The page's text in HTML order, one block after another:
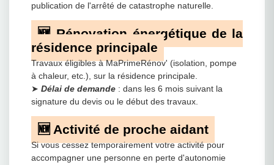
publication de l'arrêté de catastrophe naturelle.
🆕 Rénovation énergétique de la
résidence principale
Travaux éligibles à MaPrimeRénov' (isolation, pompe
à chaleur, etc.), sur la résidence principale.
➤ Délai de demande : dans les 6 mois suivant la
signature du devis ou le début des travaux.
🆕 Activité de proche aidant
Si vous cessez temporairement votre activité pour
accompagner une personne en perte d'autonomie